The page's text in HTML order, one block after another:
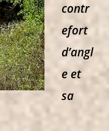
contr
efort
d’angl
e et
sa